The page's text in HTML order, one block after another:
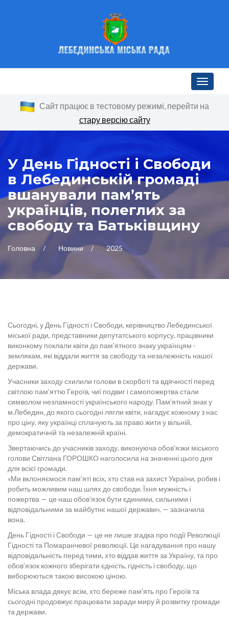
Toggle
Сайт працює в тестовому режимі, перейти на
стару версію сайту
У День Гідності і Свободи
в Лебединській громаді
вшанували пам’ять
українців, полеглих за
свободу та Батьківщину
Головна Новини 2025
Сьогодні, у День Гідності і Свободи, керівництво Лебединської
міської ради, представники депутатського корпусу, працівники
виконкому поклали квіти до пам’ятного знаку українцям -
землякам, які віддали життя за свободу та незалежність нашої
держави.
Учасники заходу схилили голови в скорботі та вдячності перед
світлою пам’яттю Героїв, чиї подвиг і самопожертва стали
символом незламності українського народу. Пам’ятний знак у
м.Лебедин, до якого сьогодні лягли квіти, нагадує кожному з нас
про ціну, яку українці сплачують за право жити у вільній,
демократичній та незалежній країні.
Звертаючись до учасників заходу, виконуюча обов'язки міського
голови Світлана ГОРОШКО наголосила на значенні цього дня
для всієї громади.
«Ми вклоняємося пам’яті всіх, хто став на захист України, робив і
робить можливим наш шлях до свободи. Їхня мужність і
пожертва — це наш обов’язок бути єдиними, сильними і
відповідальними за майбутнє нашої держави», — зазначила
вона.
День Гідності і Свободи — це не лише згадка про події Революції
Гідності та Помаранчевої революції. Це нагадування про нашу
відповідальність перед тими, хто віддав життя за Україну, та про
обов’язок кожного зберігати єдність, гідність і свободу, що
виборюються такою високою ціною.
Міська влада дякує всім, хто береже пам'ять про Героїв та
сьогодні продовжує працювати заради миру й розвитку громади
та держави.